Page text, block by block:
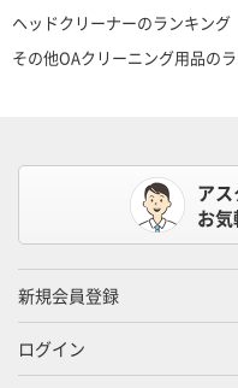
ヘッドクリーナーのランキング
その他OAクリーニング用品の
ア
お気
新規会員登録
ログイン